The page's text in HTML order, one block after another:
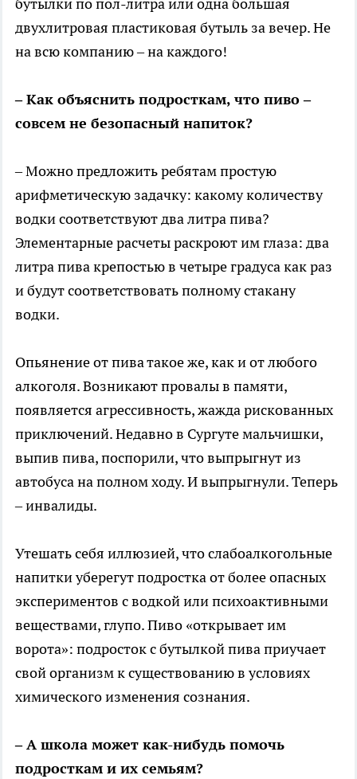
бутылки по пол-литра или одна большая
двухлитровая пластиковая бутыль за вечер. Не
на всю компанию – на каждого!
– Как объяснить подросткам, что пиво –
совсем не безопасный напиток?
– Можно предложить ребятам простую
арифметическую задачку: какому количеству
водки соответствуют два литра пива?
Элементарные расчеты раскроют им глаза: два
литра пива крепостью в четыре градуса как раз
и будут соответствовать полному стакану
водки.
Опьянение от пива такое же, как и от любого
алкоголя. Возникают провалы в памяти,
появляется агрессивность, жажда рискованных
приключений. Недавно в Сургуте мальчишки,
выпив пива, поспорили, что выпрыгнут из
автобуса на полном ходу. И выпрыгнули. Теперь
– инвалиды.
Утешать себя иллюзией, что слабоалкогольные
напитки уберегут подростка от более опасных
экспериментов с водкой или психоактивными
веществами, глупо. Пиво «открывает им
ворота»: подросток с бутылкой пива приучает
свой организм к существованию в условиях
химического изменения сознания.
– А школа может как-нибудь помочь
подросткам и их семьям?